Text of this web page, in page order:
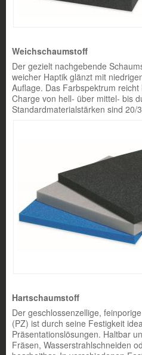
Weichschaumstoff
Der gezielt nachgebende
weicher Haptik glänzt mit
Auflage. Das Farbspektrum
Charge von hell- über mittel- bis
Standardmaterialstärken sind 20/
Hartschaumstoff
Der geschlossenzellige,
(PZ) ist durch seine Festigkeit
Präsentationslösungen. Haltbar
Fräsen, Wasserstrahlschneiden